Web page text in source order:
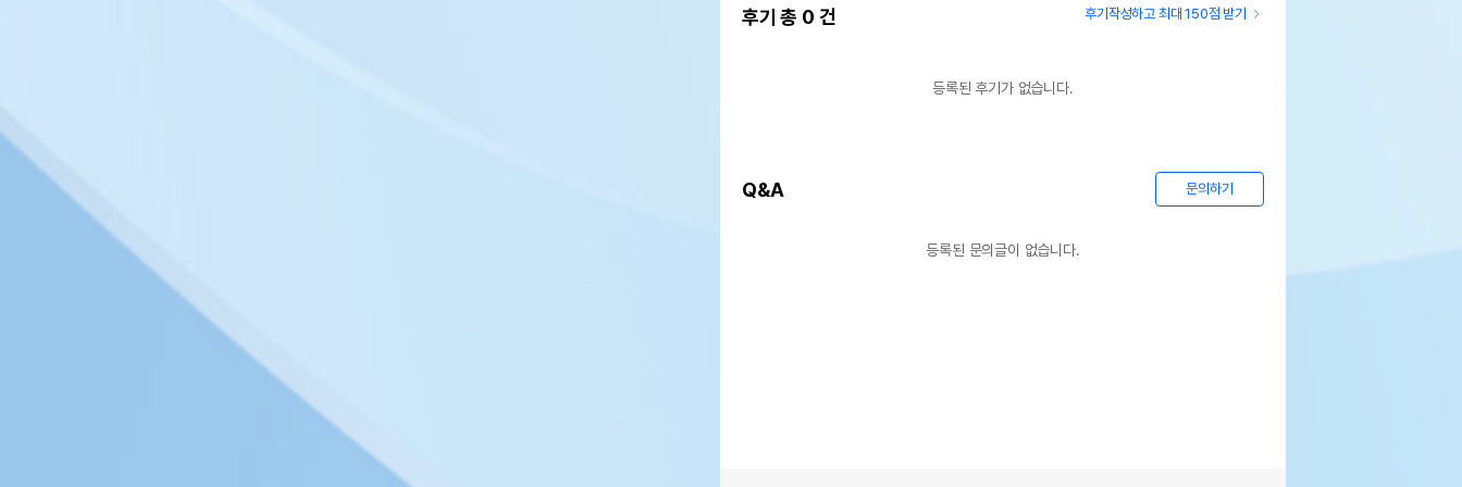
후기 총 0 건 후기작성하고 최대 150점 받기
등록된 후기가 없습니다.
Q&A 문의하기
등록된 문의글이 없습니다.